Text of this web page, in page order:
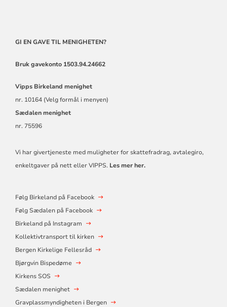
GI EN GAVE TIL MENIGHETEN?
Bruk gavekonto 1503.94.24662
Vipps Birkeland menighet
nr. 10164 (Velg formål i menyen)
Sædalen menighet
nr. 75596
Vi har givertjeneste med muligheter for skattefradrag, avtalegiro,
enkeltgaver på nett eller VIPPS. Les mer her.
Følg Birkeland på Facebook
Følg Sædalen på Facebook
Birkeland på Instagram
Kollektivtransport til kirken
Bergen Kirkelige Fellesråd
Bjørgvin Bispedøme
Kirkens SOS
Sædalen menighet
Gravplassmyndigheten i Bergen